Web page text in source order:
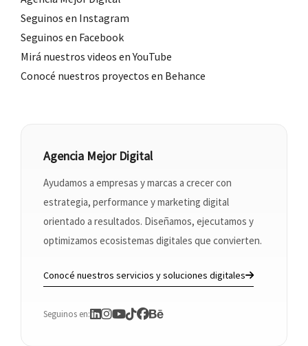
Seguinos en Instagram
Seguinos en Facebook
Mirá nuestros videos en YouTube
Conocé nuestros proyectos en Behance
Agencia Mejor Digital
Ayudamos a empresas y marcas a crecer con
estrategia, performance y marketing digital
orientado a resultados. Diseñamos, ejecutamos y
optimizamos ecosistemas digitales que convierten.
Conocé nuestros servicios y soluciones digitales
Seguinos en: